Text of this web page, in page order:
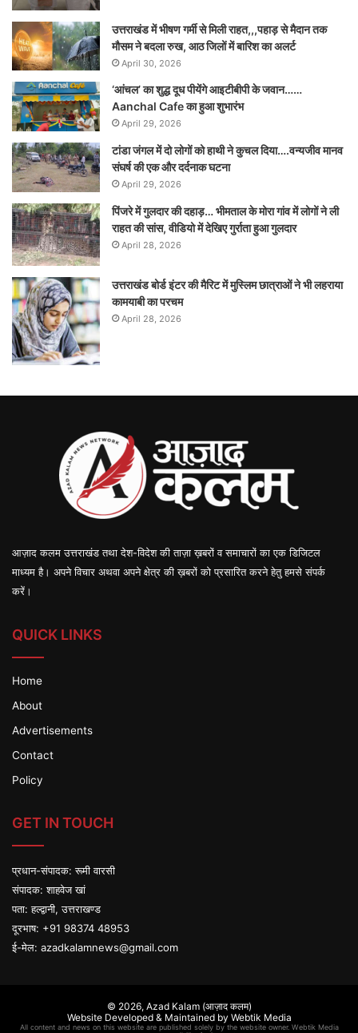
उत्तराखंड में भीषण गर्मी से मिली राहत,,,पहाड़ से मैदान तक
मौसम ने बदला रुख, आठ जिलों में बारिश का अलर्ट
April 30, 2026
‘आंचल’ का शुद्ध दूध पीयेंगे आइटीबीपी के जवान……
Aanchal Cafe का हुआ शुभारंभ
April 29, 2026
टांडा जंगल में दो लोगों को हाथी ने कुचल दिया….वन्यजीव मानव
संघर्ष की एक और दर्दनाक घटना
April 29, 2026
पिंजरे में गुलदार की दहाड़… भीमताल के मोरा गांव में लोगों ने ली
राहत की सांस, वीडियो में देखिए गुर्राता हुआ गुलदार
April 28, 2026
उत्तराखंड बोर्ड इंटर की मैरिट में मुस्लिम छात्राओं ने भी लहराया
कामयाबी का परचम
April 28, 2026
आज़ाद कलम उत्तराखंड तथा देश-विदेश की ताज़ा ख़बरों व समाचारों का एक डिजिटल
माध्यम है। अपने विचार अथवा अपने क्षेत्र की ख़बरों को प्रसारित करने हेतु हमसे संपर्क
करें।
QUICK LINKS
Home
About
Advertisements
Contact
Policy
GET IN TOUCH
प्रधान-संपादक: रूमी वारसी
संपादक: शाहवेज खां
पता: हल्द्वानी, उत्तराखण्ड
दूरभाष: +91 98374 48953
ई-मेल: azadkalamnews@gmail.com
© 2026, Azad Kalam (आज़ाद कलम)
Website Developed & Maintained by Webtik Media
All content and news on this website are published solely by the website owner. Webtik Media